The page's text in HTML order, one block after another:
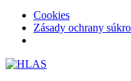
Cookies
Zásady ochrany